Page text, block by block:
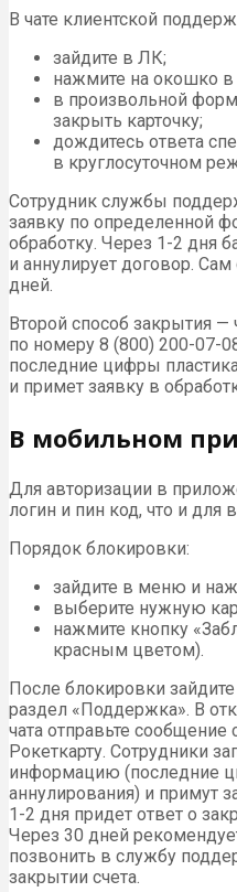
В чате клиентской
зайдите в ЛК;
нажмите на окошко
в произвольной
закрыть карточку;
дождитесь ответа
в круглосуточном
Сотрудник службы
заявку по определенной
обработку. Через 1-2 дня
и аннулирует договор.
дней.
Второй способ закрытия
по номеру 8 (800) 200-07-
последние цифры
и примет заявку в
В мобильном
Для авторизации в
логин и пин код, что и для
Порядок блокировки:
зайдите в меню и
выберите нужную
нажмите кнопку
красным цветом).
После блокировки
раздел «Поддержка». В
чата отправьте сообщение
Рокеткарту. Сотрудники
информацию (последние
аннулирования) и примут
1-2 дня придет ответ о
Через 30 дней
позвонить в службу
закрытии счета.